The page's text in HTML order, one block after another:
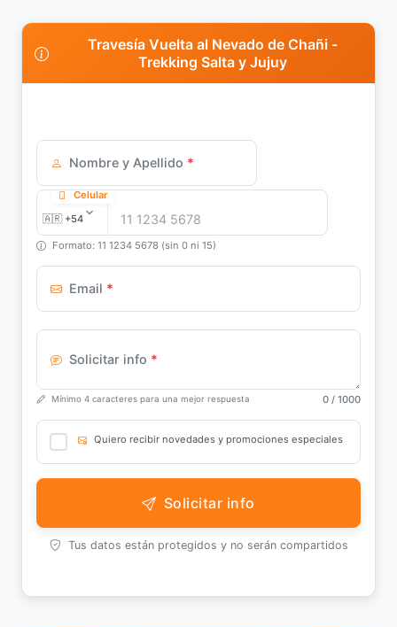
Travesía Vuelta al Nevado de Chañi -
Trekking Salta y Jujuy
Nombre y Apellido *
Celular
Formato: 11 1234 5678 (sin 0 ni 15)
Email *
Solicitar info *
Mínimo 4 caracteres para una mejor respuesta 0 / 1000
Quiero recibir novedades y promociones especiales
Solicitar info
Tus datos están protegidos y no serán compartidos